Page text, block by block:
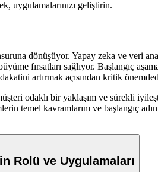
uygulamalarınızı geliştirin.
dönüşüyor. Yapay zeka ve veri
fırsatları sağlıyor. Başlangıç
artırmak açısından kritik
odaklı bir yaklaşım ve sürekli
kavramlarını ve başlangıç
Rolü ve Uygulamaları